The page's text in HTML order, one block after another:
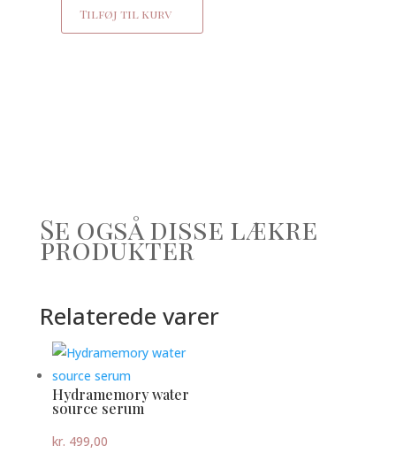
Essential
Tilføj til kurv
Se også disse lækre
produkter
Relaterede varer
Hydramemory water
source serum
kr. 499,00